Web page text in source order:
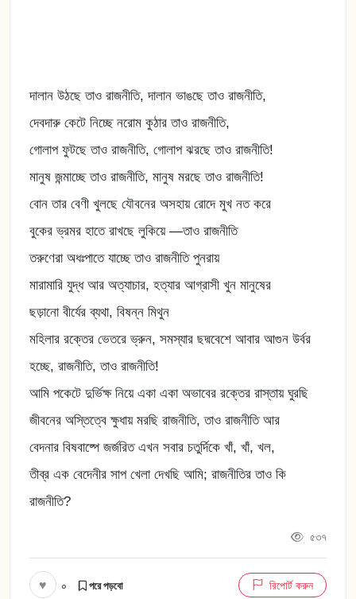
দালান উঠছে তাও রাজনীতি, দালান ভাঙছে তাও রাজনীতি,
দেবদারু কেটে নিচ্ছে নরোম কুঠার তাও রাজনীতি,
গোলাপ ফুটছে তাও রাজনীতি, গোলাপ ঝরছে তাও রাজনীতি!
মানুষ জন্মাচ্ছে তাও রাজনীতি, মানুষ মরছে তাও রাজনীতি!
বোন তার বেণী খুলছে যৌবনের অসহায় রোদে মুখ নত করে
বুকের ভ্রমর হাতে রাখছে লুকিয়ে —তাও রাজনীতি
তরুণেরা অধঃপাতে যাচ্ছে তাও রাজনীতি পুনরায়
মারামারি যুদ্ধ আর অত্যাচার, হত্যার আগ্রাসী খুন মানুষের
ছড়ানো বীর্যের ব্যথা, বিষন্ন মিথুন
মহিলার রক্তের ভেতরে ভ্রুন, সমস্যার ছদ্মবেশে আবার আগুন উর্বর
হচ্ছে, রাজনীতি, তাও রাজনীতি!
আমি পকেটে দুর্ভিক্ষ নিয়ে একা একা অভাবের রক্তের রাস্তায় ঘুরছি
জীবনের অস্তিত্বে ক্ষুধায় মরছি রাজনীতি, তাও রাজনীতি আর
বেদনার বিষবাষ্পে জর্জরিত এখন সবার চতুর্দিকে খাঁ, খাঁ, খল,
তীব্র এক বেদেনীর সাপ খেলা দেখছি আমি; রাজনীতির তাও কি
রাজনীতি?
৫৩৭
♥ ০ পরে পড়বো রিপোর্ট করুন